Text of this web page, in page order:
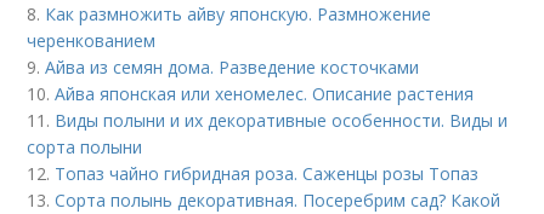
8. Как размножить айву японскую. Размножение
черенкованием
9.Айва из семян дома. Разведение косточками
10.Айва японская или хеномелес. Описание растения
11. Виды полыни и их декоративные особенности. Виды и
сорта полыни
12. Топаз чайно гибридная роза. Саженцы розы Топаз
13.Сорта полынь декоративная. Посеребрим сад? Какой